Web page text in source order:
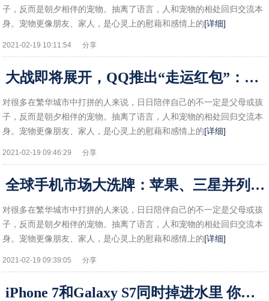
子，反而是朝夕相伴的宠物。抽离了语言，人和宠物的相处回归交流本
身。宠物更像朋友、家人，是心灵上的慰藉和感情上的[详细]
2021-02-19 10:11:54 分享
大战即将展开，QQ推出“走运红包”：拿红包靠走路？!
对很多在繁华城市中打拼的人来说，日日陪伴自己的不一定是父母或孩
子，反而是朝夕相伴的宠物。抽离了语言，人和宠物的相处回归交流本
身。宠物更像朋友、家人，是心灵上的慰藉和感情上的[详细]
2021-02-19 09:46:29 分享
全球手机市场大洗牌：苹果、三星并列第一，vivo跻身前五!
对很多在繁华城市中打拼的人来说，日日陪伴自己的不一定是父母或孩
子，反而是朝夕相伴的宠物。抽离了语言，人和宠物的相处回归交流本
身。宠物更像朋友、家人，是心灵上的慰藉和感情上的[详细]
2021-02-19 09:39:05 分享
iPhone 7和Galaxy S7同时掉进水里 你先救谁？!